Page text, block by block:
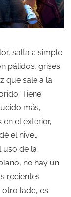
salta a simple
pálidos, grises
que sale a la
Tiene
más,
el exterior,
el nivel,
uso de la
no hay un
recientes
otro lado, es